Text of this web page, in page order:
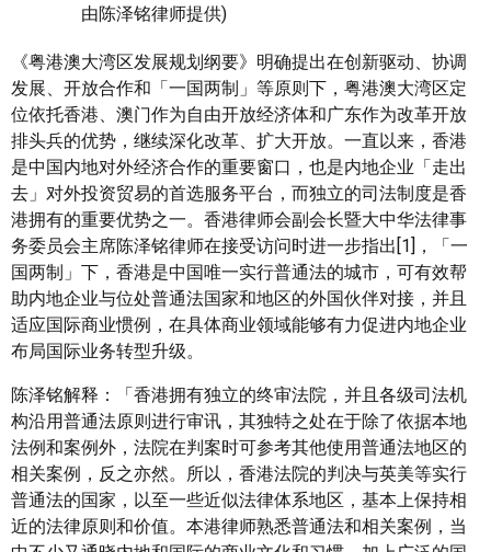
由陈泽铭律师提供)
《粤港澳大湾区发展规划纲要》明确提出在创新驱动、协调
发展、开放合作和「一国两制」等原则下，粤港澳大湾区定
位依托香港、澳门作为自由开放经济体和广东作为改革开放
排头兵的优势，继续深化改革、扩大开放。一直以来，香港
是中国内地对外经济合作的重要窗口，也是内地企业「走出
去」对外投资贸易的首选服务平台，而独立的司法制度是香
港拥有的重要优势之一。香港律师会副会长暨大中华法律事
务委员会主席陈泽铭律师在接受访问时进一步指出[1]，「一
国两制」下，香港是中国唯一实行普通法的城市，可有效帮
助内地企业与位处普通法国家和地区的外国伙伴对接，并且
适应国际商业惯例，在具体商业领域能够有力促进内地企业
布局国际业务转型升级。
陈泽铭解释：「香港拥有独立的终审法院，并且各级司法机
构沿用普通法原则进行审讯，其独特之处在于除了依据本地
法例和案例外，法院在判案时可参考其他使用普通法地区的
相关案例，反之亦然。所以，香港法院的判决与英美等实行
普通法的国家，以至一些近似法律体系地区，基本上保持相
近的法律原则和价值。本港律师熟悉普通法和相关案例，当